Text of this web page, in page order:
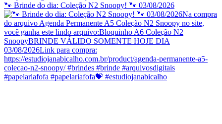
🐾 Brinde do dia: Coleção N2 Snoopy! 🐾 03/08/2026